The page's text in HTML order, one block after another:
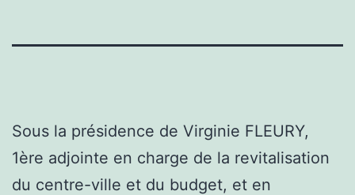
Sous la présidence de Virginie FLEURY,
1ère adjointe en charge de la revitalisation
du centre-ville et du budget, et en